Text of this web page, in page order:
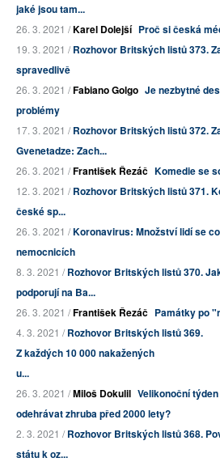
jaké jsou tam...
26. 3. 2021 /Karel Dolejší Proč si česká
19. 3. 2021 /Rozhovor Britských listů 373.
spravedlivě
26. 3. 2021 /Fabiano Golgo Je nezbytné
problémy
17. 3. 2021 /Rozhovor Britských listů 372.
Gvenetadze: Zach...
26. 3. 2021 /František Řezáč Komedie se
12. 3. 2021 /Rozhovor Britských listů 371.
české sp...
26. 3. 2021 /Koronavirus: Množství lidí se
nemocnicích
8. 3. 2021 /Rozhovor Britských listů 370.
podporují na Ba...
26. 3. 2021 /František Řezáč Památky po
4. 3. 2021 /Rozhovor Britských listů 369.
Z každých 10 000 nakažených
u...
26. 3. 2021 /Miloš Dokulil Velikonoční
odehrávat zhruba před 2000 lety?
2. 3. 2021 /Rozhovor Britských listů 368.
státu k oz...